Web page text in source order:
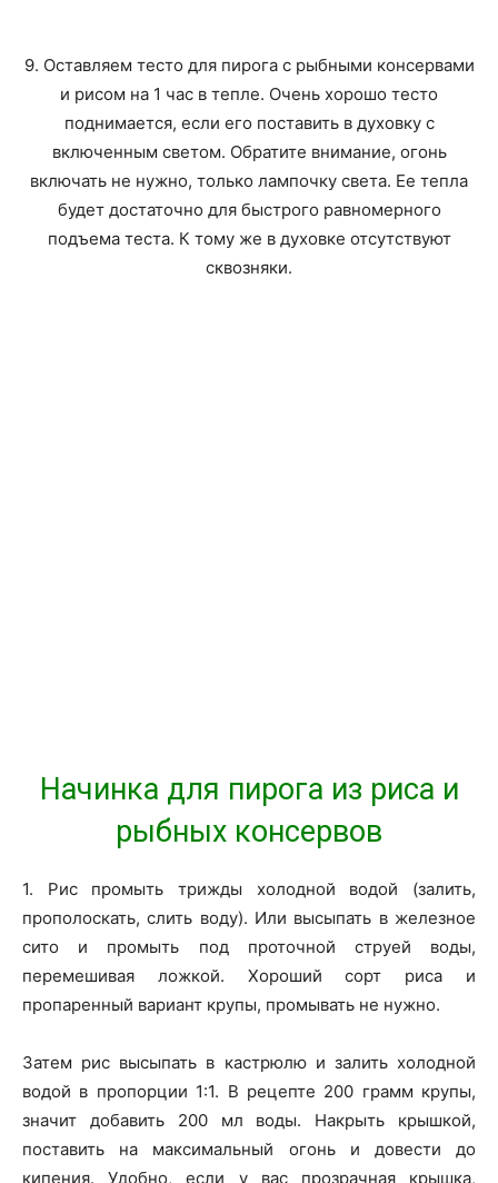
9. Оставляем тесто для пирога с рыбными консервами
и рисом на 1 час в тепле. Очень хорошо тесто
поднимается, если его поставить в духовку с
включенным светом. Обратите внимание, огонь
включать не нужно, только лампочку света. Ее тепла
будет достаточно для быстрого равномерного
подъема теста. К тому же в духовке отсутствуют
сквозняки.
Начинка для пирога из риса и
рыбных консервов
1. Рис промыть трижды холодной водой (залить,
прополоскать, слить воду). Или высыпать в железное
сито и промыть под проточной струей воды,
перемешивая ложкой. Хороший сорт риса и
пропаренный вариант крупы, промывать не нужно.
Затем рис высыпать в кастрюлю и залить холодной
водой в пропорции 1:1. В рецепте 200 грамм крупы,
значит добавить 200 мл воды. Накрыть крышкой,
поставить на максимальный огонь и довести до
кипения. Удобно, если у вас прозрачная крышка,